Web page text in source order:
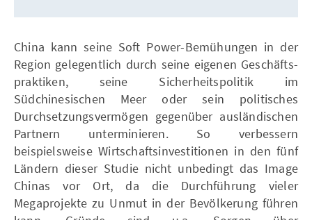
China kann seine Soft Power-Bemühungen in der
Region gelegentlich durch seine eigenen Geschäfts-
praktiken, seine Sicherheitspolitik im
Südchinesischen Meer oder sein politisches
Durchsetzungsvermögen gegenüber ausländischen
Partnern unterminieren. So verbessern
beispielsweise Wirtschaftsinvestitionen in den fünf
Ländern dieser Studie nicht unbedingt das Image
Chinas vor Ort, da die Durchführung vieler
Megaprojekte zu Unmut in der Bevölkerung führen